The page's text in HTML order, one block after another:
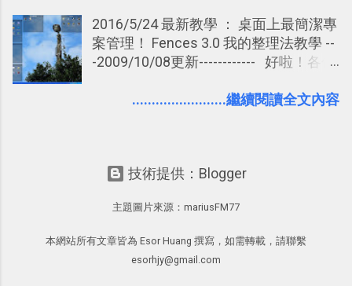
學： Evernote 新增類似 Google 文件的
「免帳號登入」多人同步編輯功能
2016/5/24 最新教學 ： 桌面上最簡潔專
案管理！ Fences 3.0 我的整理法教學 --
-2009/10/08更新------------ 好啦！各位
一次的推薦這款我個人非常愛用的免費
仍然是完全免費的 ，舊版本Fences0.99
升級。而根據官網公告，下個月還會在
為什麼「Fences 1.0」很好用？總結來
說是因為透過這款工具，我們可以 更有
........................繼續閱讀全文內容
技術提供：Blogger
主題圖片來源： mariusFM77
本網站所有文章皆為 Esor Huang 撰寫，如需轉載，請聯繫
esorhjy@gmail.com